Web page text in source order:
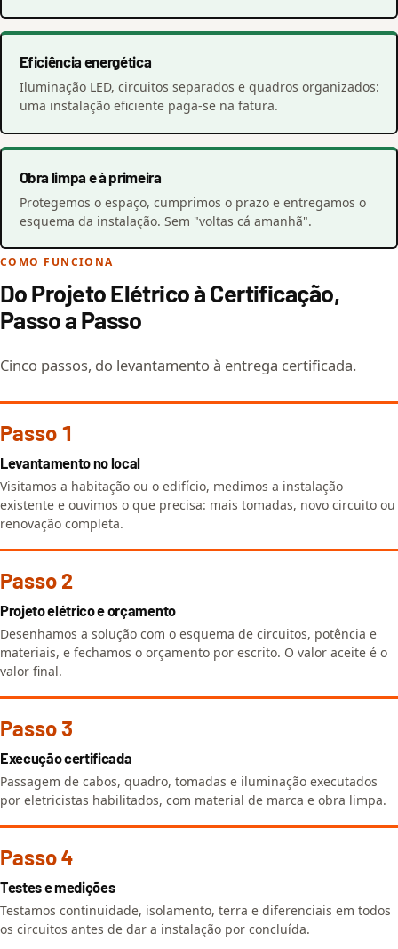
Eficiência energética
Iluminação LED, circuitos separados e quadros organizados:
uma instalação eficiente paga-se na fatura.
Obra limpa e à primeira
Protegemos o espaço, cumprimos o prazo e entregamos o
esquema da instalação. Sem "voltas cá amanhã".
COMO FUNCIONA
Do Projeto Elétrico à Certificação,
Passo a Passo
Cinco passos, do levantamento à entrega certificada.
Passo 1
Levantamento no local
Visitamos a habitação ou o edifício, medimos a instalação
existente e ouvimos o que precisa: mais tomadas, novo circuito ou
renovação completa.
Passo 2
Projeto elétrico e orçamento
Desenhamos a solução com o esquema de circuitos, potência e
materiais, e fechamos o orçamento por escrito. O valor aceite é o
valor final.
Passo 3
Execução certificada
Passagem de cabos, quadro, tomadas e iluminação executados
por eletricistas habilitados, com material de marca e obra limpa.
Passo 4
Testes e medições
Testamos continuidade, isolamento, terra e diferenciais em todos
os circuitos antes de dar a instalação por concluída.